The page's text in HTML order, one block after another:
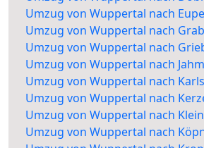
Umzug von Wuppertal nach
Umzug von Wuppertal nach
Umzug von Wuppertal nach
Umzug von Wuppertal nach
Umzug von Wuppertal nach
Umzug von Wuppertal nach
Umzug von Wuppertal nach
Umzug von Wuppertal nach